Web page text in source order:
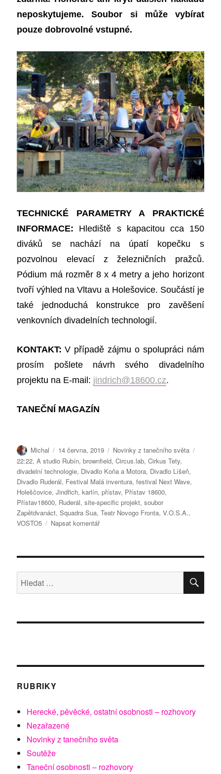
neposkytujeme. Soubor si může vybírat
pouze dobrovolné vstupné.
TECHNICKÉ PARAMETRY A PRAKTICKÉ
INFORMACE: Hlediště s kapacitou cca 150
diváků se nachází na úpatí kopečku s
pozvolnou elevací z železničních pražců.
Pódium má rozměr 8 x 4 metry a jeho horizont
tvoří výhled na Vltavu a Holešovice. Součástí je
také jednoduchá konstrukce pro zavěšení
venkovních divadelních technologií.
KONTAKT: V případě zájmu o spolupráci nám
prosím pošlete návrh svého divadelního
projektu na E-mail: jindrich@18600.cz.
TANEČNÍ MAGAZÍN
Autor:
Michal Publikováno:
14 června, 2019 Rubriky:
Novinky z tanečního světa
22:22,A studio Rubín,brownfield,Circus.lab,Cirkus Tety,
divadelní technologie, Divadlo Koňa a Motora, Divadlo Líšeň,
Divadlo Ruderál, Festival Malá inventura,festival Next Wave,
Holeščovice,Jindřich,karlín,přístav, Přístav 18600,
Přístav18600, Ruderál,site-specific projekt,soubor
Zapětdvanáct,Squadra Sua,Teatr Novogo Fronta,V.O.S.A.,
VOSTO5
Napsat komentářpro
v
Hledat:
RUBRIKY
Herecké, pěvěcké, ostatní osobnosti – rozhovory
Nezařazené
Novinky z tanečního světa
Soutěže
Taneční osobnosti – rozhovory